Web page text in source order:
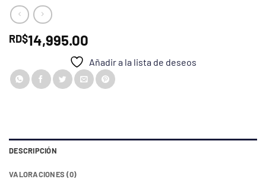
RD$14,995.00
Añadir a la lista de deseos
DESCRIPCIÓN
VALORACIONES (0)